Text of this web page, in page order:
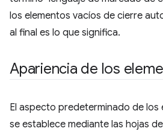
los elementos vacíos de cierre
al final es lo que significa.
Apariencia de los
El aspecto predeterminado de los
se establece mediante las hojas